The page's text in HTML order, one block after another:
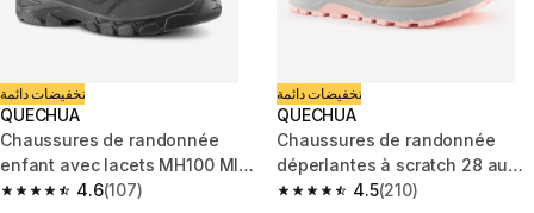
تخفيضات دائمة
QUECHUA
Chaussures de randonnée
enfant avec lacets MH100 MID
grise foncée du 35 AU 38
4.6
4.6 out of 5 stars from 107 reviews
(107)
تخفيضات دائمة
QUECHUA
Chaussures de randonnée
déperlantes à scratch 28 au
34 enfant, NH500 beige
4.5
4.5 out of 5 stars from 210
(210)